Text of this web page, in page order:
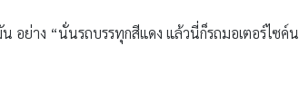
ย่าง “นั่นรถบรรทุกสีแดง แล้วนี่ก็รถมอเตอร์ไซค์